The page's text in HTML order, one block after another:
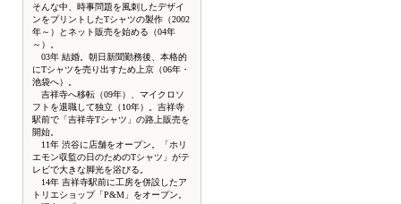
そんな中、時事問題を風刺したデザイ
ンをプリントしたTシャツの製作（2002
年～）とネット販売を始める（04年
～）。
03年 結婚。朝日新聞勤務後、本格的
にTシャツを売り出すため上京（06年・
池袋へ）。
吉祥寺へ移転（09年）、マイクロソ
フトを退職して独立（10年）。吉祥寺
駅前で「吉祥寺Tシャツ」の路上販売を
開始。
11年 渋谷に店舗をオープン。「ホリ
エモン収監の日のためのTシャツ」がテ
レビで大きな脚光を浴びる。
14年 吉祥寺駅前に工房を併設したア
トリエショップ「P&M」をオープン。